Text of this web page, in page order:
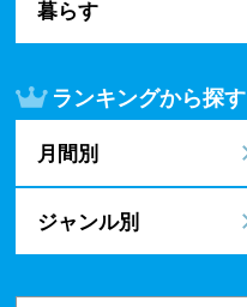
暮らす
ランキングから探す
月間別
ジャンル別